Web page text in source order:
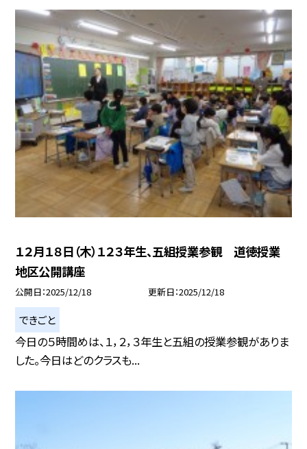
１２月１８日（木）１２３年生、五組授業参観 道徳授業
地区公開講座
公開日 2025/12/18 更新日 2025/12/18
できごと
今日の５時間めは、１，２，３年生と五組の授業参観がありま
した。今日はどのクラスも...